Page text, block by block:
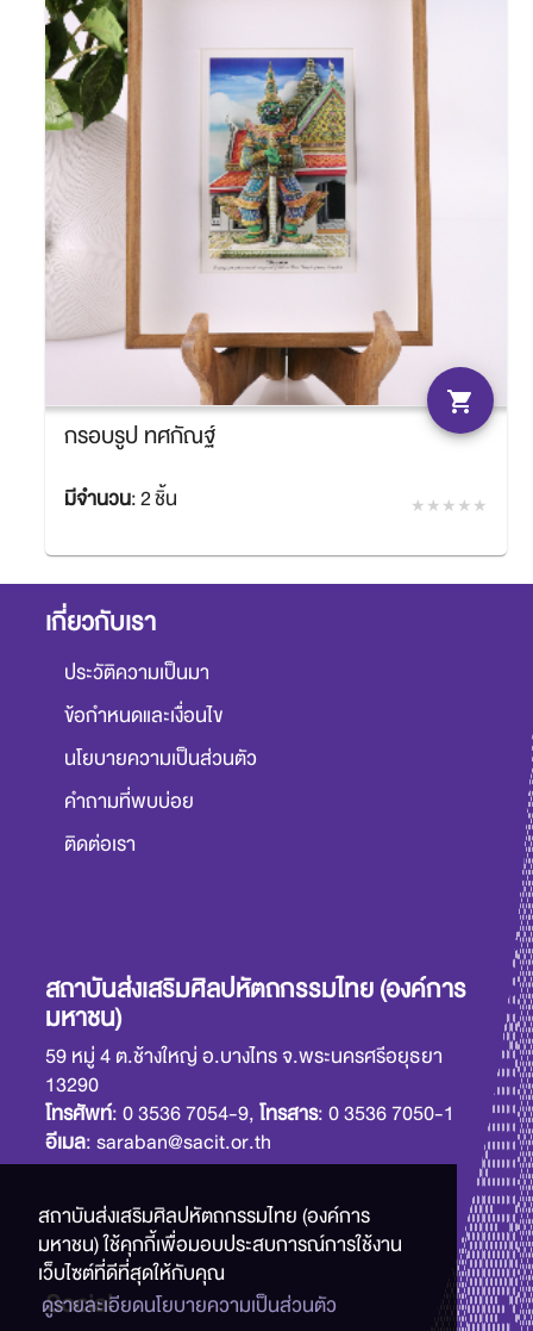
สถาบันส่งเสริมศิลปหัตถกรรมไทย (องค์การ
มหาชน) ใช้คุกกี้เพื่อมอบประสบการณ์การใช้งาน
เว็บไซต์ที่ดีที่สุดให้กับคุณ
ดูรายละเอียดนโยบายความเป็นส่วนตัว
กรอบรูป ทศกัณฐ์
มีจำนวน:2 ชิ้น
shopping_cart
เกี่ยวกับเรา
ประวัติความเป็นมา
ข้อกำหนดและเงื่อนไข
นโยบายความเป็นส่วนตัว
คำถามที่พบบ่อย
ติดต่อเรา
สถาบันส่งเสริมศิลปหัตถกรรมไทย (องค์การ
มหาชน)
59 หมู่ 4 ต.ช้างใหญ่ อ.บางไทร จ.พระนครศรีอยุธยา
13290
โทรศัพท์: 0 3536 7054-9,โทรสาร: 0 3536 7050-1
อีเมล: saraban@sacit.or.th
Social